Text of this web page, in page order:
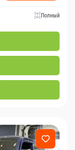
Полный